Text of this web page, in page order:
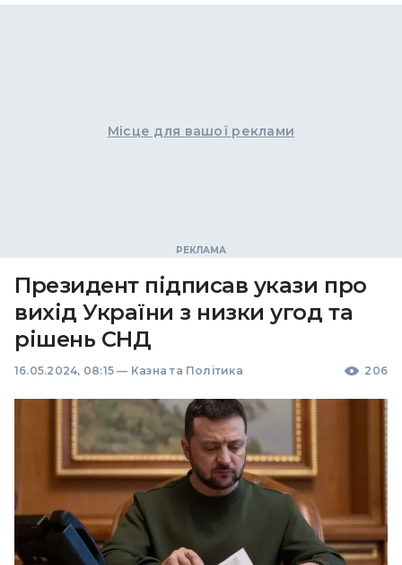
Місце для вашої реклами
Президент підписав укази про
вихід України з низки угод та
рішень СНД
16.05.2024, 08:15 — Казна та Політика 206